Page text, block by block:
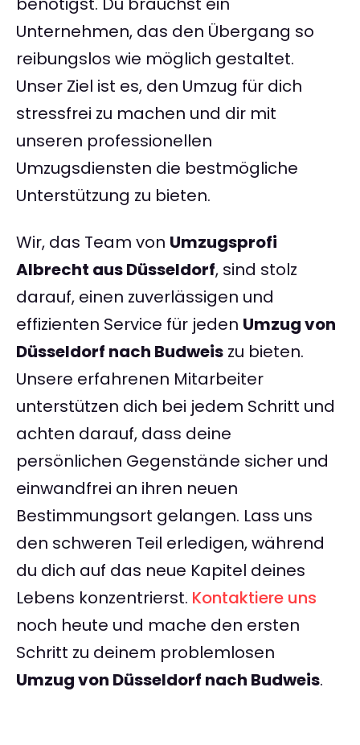
Unternehmen, das den Übergang so
reibungslos wie möglich gestaltet.
Unser Ziel ist es, den Umzug für dich
stressfrei zu machen und dir mit
unseren professionellen
Umzugsdiensten die bestmögliche
Unterstützung zu bieten.
Wir, das Team von Umzugsprofi
Albrecht aus Düsseldorf, sind stolz
darauf, einen zuverlässigen und
effizienten Service für jeden Umzug von
Düsseldorf nach Budweis zu bieten.
Unsere erfahrenen Mitarbeiter
unterstützen dich bei jedem Schritt und
achten darauf, dass deine
persönlichen Gegenstände sicher und
einwandfrei an ihren neuen
Bestimmungsort gelangen. Lass uns
den schweren Teil erledigen, während
du dich auf das neue Kapitel deines
Lebens konzentrierst. Kontaktiere uns
noch heute und mache den ersten
Schritt zu deinem problemlosen
Umzug von Düsseldorf nach Budweis.